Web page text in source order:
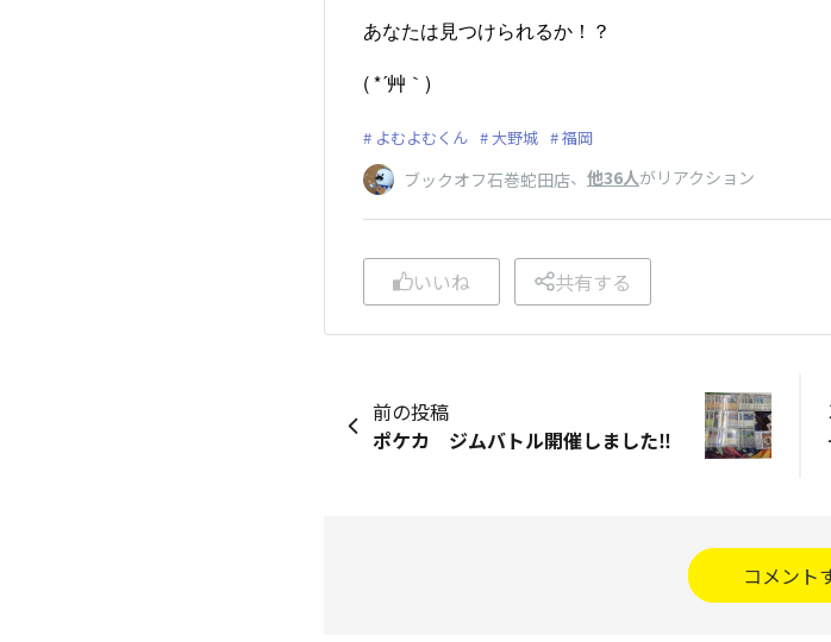
あなたは見つけられるか！？
( *´艸｀)
よむよむくん 大野城 福岡
ブックオフ石巻蛇田店、 他36人がリアクション
いいね 共有する
前の投稿
ポケカ ジムバトル開催しました‼️
コメント